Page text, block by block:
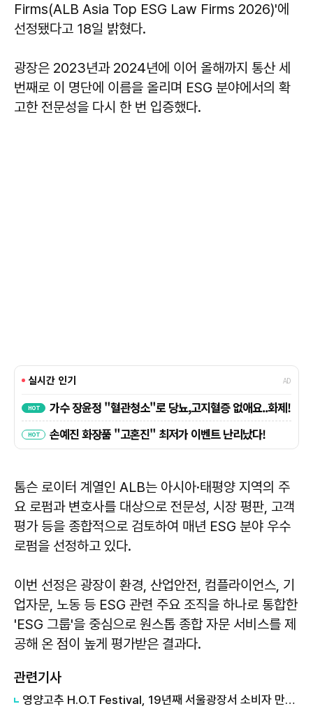
Firms(ALB Asia Top ESG Law Firms 2026)'에
선정됐다고 18일 밝혔다.
광장은 2023년과 2024년에 이어 올해까지 통산 세
번째로 이 명단에 이름을 올리며 ESG 분야에서의 확
고한 전문성을 다시 한 번 입증했다.
톰슨 로이터 계열인 ALB는 아시아·태평양 지역의 주
요 로펌과 변호사를 대상으로 전문성, 시장 평판, 고객
평가 등을 종합적으로 검토하여 매년 ESG 분야 우수
로펌을 선정하고 있다.
이번 선정은 광장이 환경, 산업안전, 컴플라이언스, 기
업자문, 노동 등 ESG 관련 주요 조직을 하나로 통합한
'ESG 그룹'을 중심으로 원스톱 종합 자문 서비스를 제
공해 온 점이 높게 평가받은 결과다.
관련기사
영양고추 H.O.T Festival, 19년째 서울광장서 소비자 만난다